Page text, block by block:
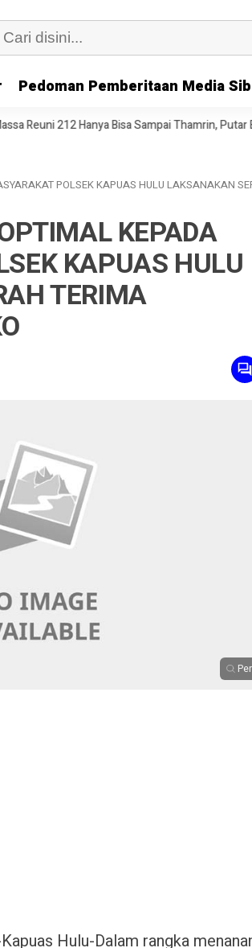
Pedoman Pemberitaan Media
Bisa Sampai Thamrin, Putar Balik ke HI Sambil
POLSEK KAPUAS HULU LAKSANAKAN
KEPADA
KAPUAS HULU
TERIMA
Hulu-Dalam rangka